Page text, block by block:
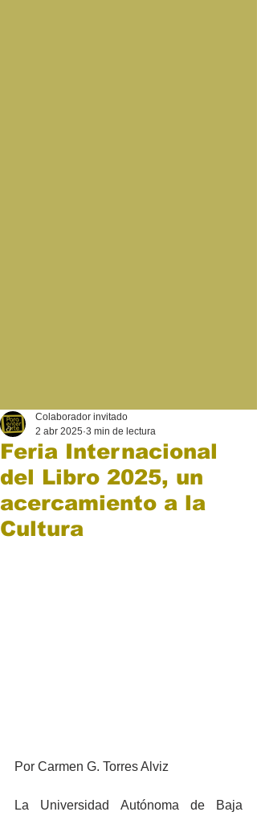
Feria Internacional
del Libro 2025, un
acercamiento a la
Cultura
Colaborador invitado
2 abr 2025 3 min de lectura
Por Carmen G. Torres Alviz
La Universidad Autónoma de Baja